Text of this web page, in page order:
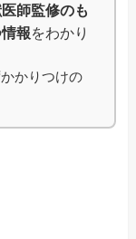
師監修のも
報をわかり
かりつけの